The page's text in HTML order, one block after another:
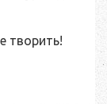
творить!